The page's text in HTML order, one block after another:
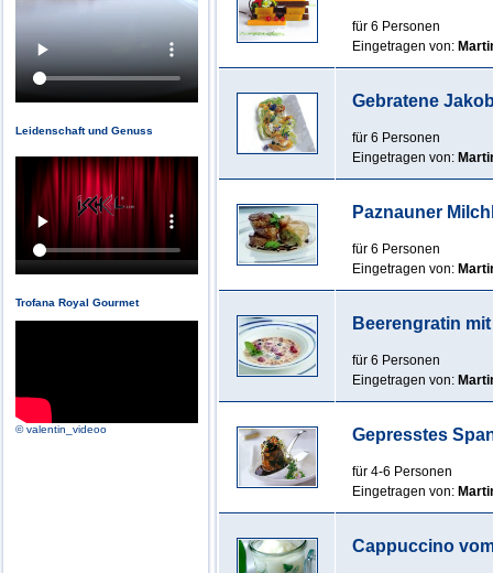
Leidenschaft und Genuss
Trofana Royal Gourmet
© valentin_videoo
für 6 Personen
Eingetragen von:
Gebratene
für 6 Personen
Eingetragen von:
Paznauner
für 6 Personen
Eingetragen von:
Beerengratin
für 6 Personen
Eingetragen von:
Gepresstes
für 4-6 Personen
Eingetragen von:
Cappuccino